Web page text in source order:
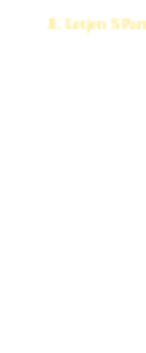
Jl. Letjen S